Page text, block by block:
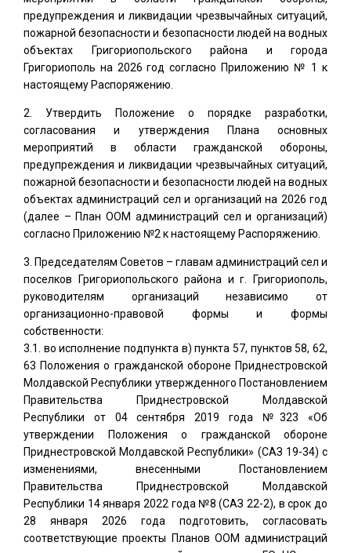
предупреждения и ликвидации чрезвычайных ситуаций,
пожарной безопасности и безопасности людей на водных
объектах Григориопольского района и города
Григориополь на 2026 год согласно Приложению № 1 к
настоящему Распоряжению.
Утвердить Положение о порядке разработки,
согласования и утверждения Плана основных
мероприятий в области гражданской обороны,
предупреждения и ликвидации чрезвычайных ситуаций,
пожарной безопасности и безопасности людей на водных
объектах администраций сел и организаций на 2026 год
(далее – План ООМ администраций сел и организаций)
согласно Приложению №2 к настоящему Распоряжению.
Председателям Советов – главам администраций сел и
поселков Григориопольского района и г. Григориополь,
руководителям организаций независимо от
организационно-правовой формы и формы
собственности:
во исполнение подпункта в) пункта 57, пунктов 58, 62,
63 Положения о гражданской обороне Приднестровской
Молдавской Республики утвержденного Постановлением
Правительства Приднестровской Молдавской
Республики от 04 сентября 2019 года №323 «Об
утверждении Положения о гражданской обороне
Приднестровской Молдавской Республики» (САЗ 19-34) с
изменениями, внесенными Постановлением
Правительства Приднестровской Молдавской
Республики 14 января 2022 года №8 (САЗ 22-2), в срок до
28 января 2026 года подготовить, согласовать
соответствующие проекты Планов ООМ администраций